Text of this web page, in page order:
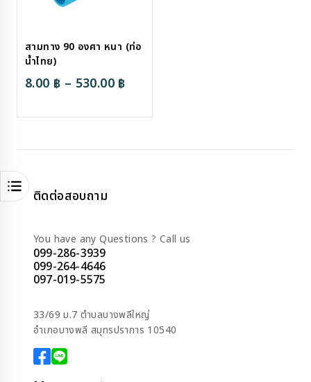
สามทาง 90 องศา หนา (ท่อ
น้ำไทย)
8.00 ฿ – 530.00 ฿Price
8.00 ฿
ติดต่อสอบถาม
You have any Questions ? Call us
099-286-3939
099-264-4646
097-019-5575
33/69 ม.7 ตำบลบางพลีใหญ่
อำเภอบางพลี สมุทรปราการ 10540